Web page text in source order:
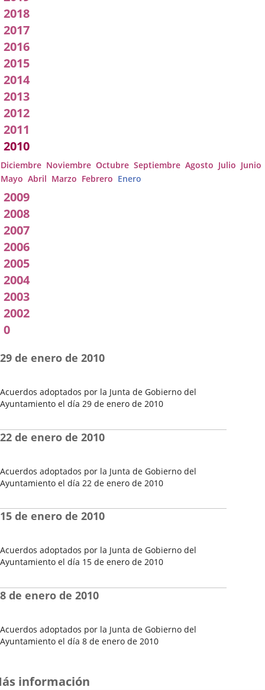
2018
2017
2016
2015
2014
2013
2012
2011
2010
Diciembre Noviembre Octubre Septiembre Agosto Julio Junio
Mayo Abril Marzo Febrero Enero
2009
2008
2007
2006
2005
2004
2003
2002
0
Acuerdos adoptados por la Junta de Gobierno del
Ayuntamiento el día 29 de enero de 2010
del
Pleno
29 de enero de 2010
Acuerdos adoptados por la Junta de Gobierno del
Ayuntamiento el día 22 de enero de 2010
del
Pleno
22 de enero de 2010
Acuerdos adoptados por la Junta de Gobierno del
Ayuntamiento el día 15 de enero de 2010
del
Pleno
15 de enero de 2010
Acuerdos adoptados por la Junta de Gobierno del
Ayuntamiento el día 8 de enero de 2010
Pleno
8 de enero de 2010
información